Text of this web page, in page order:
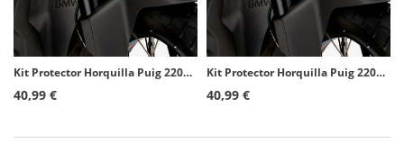
Kit Protector Horquilla Puig 22051O Oro para varios modelos de BMW y Yamaha
40,99 €
Kit Protector Horquilla Puig 22051B Blanco para varios modelos de BMW y Yamaha
40,99 €